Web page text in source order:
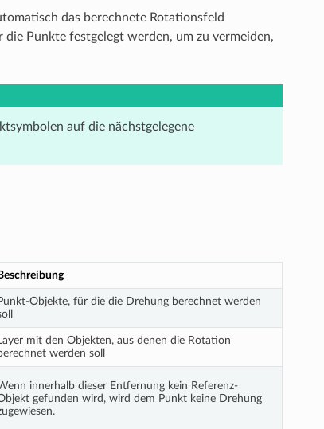
das berechnete Rotationsfeld
Punkte festgelegt werden, um zu vermeiden,
auf die nächstgelegene
Beschreibung
Objekte, für die die Drehung berechnet werden
mit den Objekten, aus denen die Rotation
werden soll
innerhalb dieser Entfernung kein Referenz-
gefunden wird, wird dem Punkt keine Drehung